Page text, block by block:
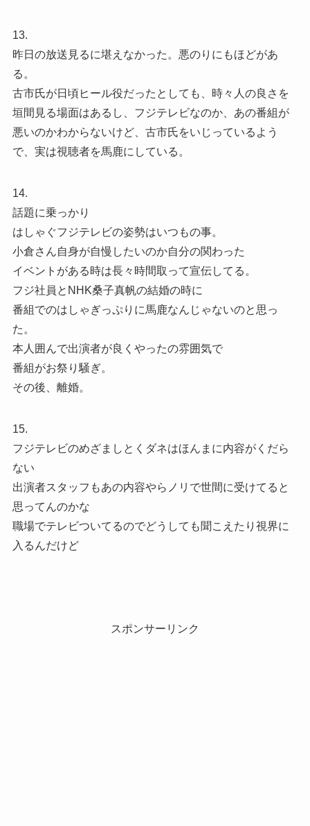
13.
昨日の放送見るに堪えなかった。悪のりにもほどがあ
る。
古市氏が日頃ヒール役だったとしても、時々人の良さを
垣間見る場面はあるし、フジテレビなのか、あの番組が
悪いのかわからないけど、古市氏をいじっているよう
で、実は視聴者を馬鹿にしている。
14.
話題に乗っかり
はしゃぐフジテレビの姿勢はいつもの事。
小倉さん自身が自慢したいのか自分の関わった
イベントがある時は長々時間取って宣伝してる。
フジ社員とNHK桑子真帆の結婚の時に
番組でのはしゃぎっぷりに馬鹿なんじゃないのと思っ
た。
本人囲んで出演者が良くやったの雰囲気で
番組がお祭り騒ぎ。
その後、離婚。
15.
フジテレビのめざましとくダネはほんまに内容がくだら
ない
出演者スタッフもあの内容やらノリで世間に受けてると
思ってんのかな
職場でテレビついてるのでどうしても聞こえたり視界に
入るんだけど
スポンサーリンク